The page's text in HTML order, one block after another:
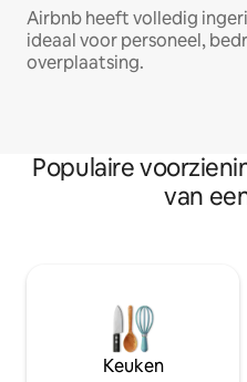
Airbnb heeft volledig
ideaal voor personeel,
overplaatsing.
Populaire
van
Keuken